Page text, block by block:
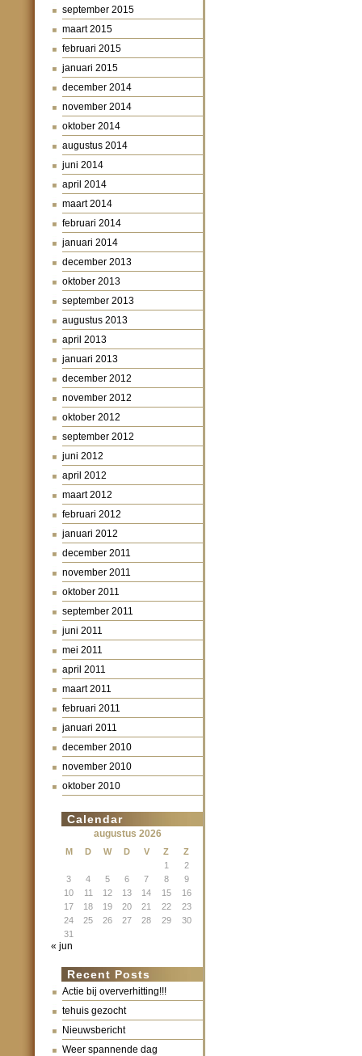
september 2015
maart 2015
februari 2015
januari 2015
december 2014
november 2014
oktober 2014
augustus 2014
juni 2014
april 2014
maart 2014
februari 2014
januari 2014
december 2013
oktober 2013
september 2013
augustus 2013
april 2013
januari 2013
december 2012
november 2012
oktober 2012
september 2012
juni 2012
april 2012
maart 2012
februari 2012
januari 2012
december 2011
november 2011
oktober 2011
september 2011
juni 2011
mei 2011
april 2011
maart 2011
februari 2011
januari 2011
december 2010
november 2010
oktober 2010
Calendar
augustus 2026
M D W D V Z
Z
1
2
3
4 5 6 7 8
9
10
11 12 13 14 15
16
17
18 19 20 21 22
23
24
25 26 27 28 29
30
31
« jun
Recent Posts
Actie bij oververhitting!!!
tehuis gezocht
Nieuwsbericht
Weer spannende dag